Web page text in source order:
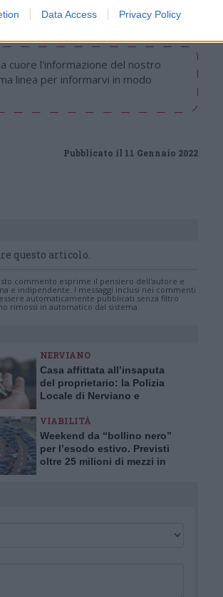
Data Access Privacy Policy
cuore l'informazione del nostro
linea per informarvi in modo
Pubblicato il 11 Gennaio 2022
questo articolo.
commento esprime il pensiero dell'autore e
e indipendente. I messaggi inclusi nei commenti
automaticamente pubblicati senza filtro
rimossi in automatico dal sistema.
NERVIANO
Casa affittata all’insaputa
del proprietario: la Polizia
Locale di Nerviano e
VIABILITÀ
Weekend da “bollino nero”
per l’esodo estivo. Previsti
oltre 25 milioni di mezzi in